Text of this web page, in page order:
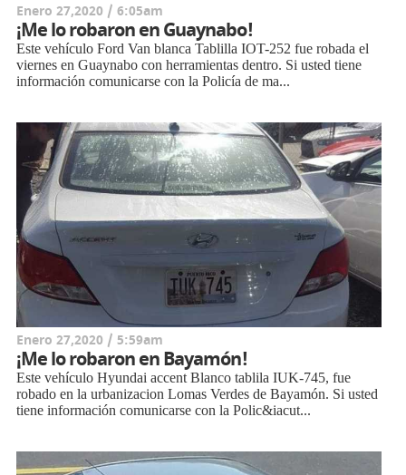
Enero 27,2020 / 6:05am
¡Me lo robaron en Guaynabo!
Este vehículo Ford Van blanca Tablilla IOT-252 fue robada el
viernes en Guaynabo con herramientas dentro. Si usted tiene
información comunicarse con la Policía de ma...
Enero 27,2020 / 5:59am
¡Me lo robaron en Bayamón!
Este vehículo Hyundai accent Blanco tablila IUK-745, fue
robado en la urbanizacion Lomas Verdes de Bayamón. Si usted
tiene información comunicarse con la Polic&iacut...